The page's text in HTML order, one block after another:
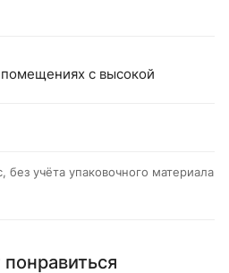
с высокой
без учёта упаковочного материала